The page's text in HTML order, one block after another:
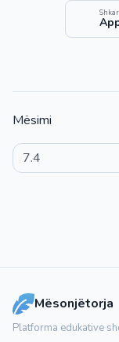
Mësimi
Mësonjëtorja
Platforma edukative